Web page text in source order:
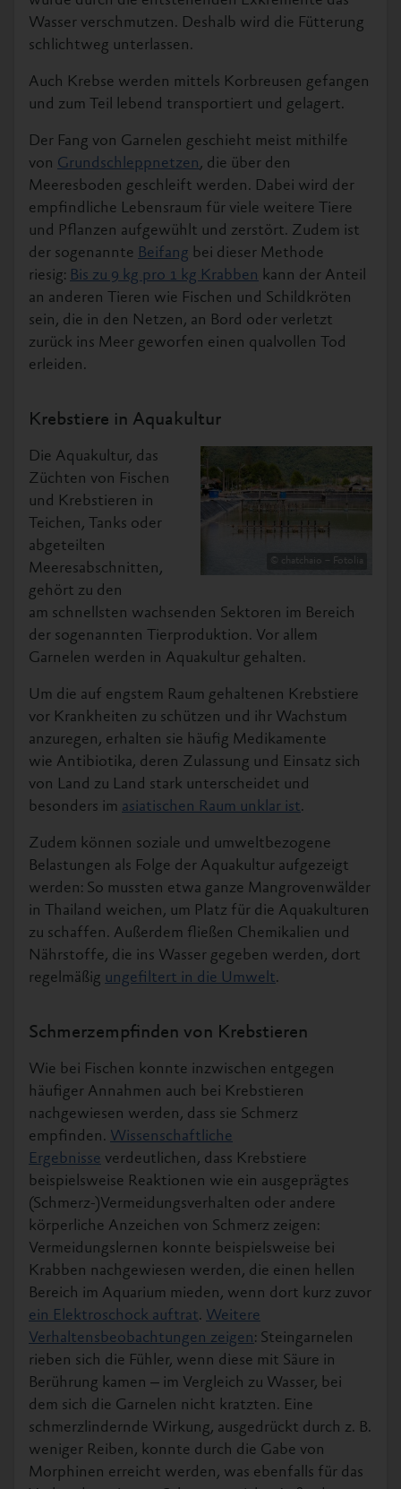
Wasser verschmutzen. Deshalb wird die Fütterung
schlichtweg unterlassen.
Auch Krebse werden mittels Korbreusen gefangen
und zum Teil lebend transportiert und gelagert.
Der Fang von Garnelen geschieht meist mithilfe
von Grundschleppnetzen, die über den
Meeresboden geschleift werden. Dabei wird der
empfindliche Lebensraum für viele weitere Tiere
und Pflanzen aufgewühlt und zerstört. Zudem ist
der sogenannte Beifang bei dieser Methode
riesig: Bis zu 9 kg pro 1 kg Krabben kann der Anteil
an anderen Tieren wie Fischen und Schildkröten
sein, die in den Netzen, an Bord oder verletzt
zurück ins Meer geworfen einen qualvollen Tod
erleiden.
Krebstiere in Aquakultur
© chatchaio – Fotolia
Die Aquakultur, das
Züchten von Fischen
und Krebstieren in
Teichen, Tanks oder
abgeteilten
Meeresabschnitten,
gehört zu den
am schnellsten wachsenden Sektoren im Bereich
der sogenannten Tierproduktion. Vor allem
Garnelen werden in Aquakultur gehalten.
Um die auf engstem Raum gehaltenen Krebstiere
vor Krankheiten zu schützen und ihr Wachstum
anzuregen, erhalten sie häufig Medikamente
wie Antibiotika, deren Zulassung und Einsatz sich
von Land zu Land stark unterscheidet und
besonders im asiatischen Raum unklar ist.
Zudem können soziale und umweltbezogene
Belastungen als Folge der Aquakultur aufgezeigt
werden: So mussten etwa ganze Mangrovenwälder
in Thailand weichen, um Platz für die Aquakulturen
zu schaffen. Außerdem fließen Chemikalien und
Nährstoffe, die ins Wasser gegeben werden, dort
regelmäßig ungefiltert in die Umwelt.
Schmerzempfinden von Krebstieren
Wie bei Fischen konnte inzwischen entgegen
häufiger Annahmen auch bei Krebstieren
nachgewiesen werden, dass sie Schmerz
empfinden. Wissenschaftliche
Ergebnisse verdeutlichen, dass Krebstiere
beispielsweise Reaktionen wie ein ausgeprägtes
(Schmerz-)Vermeidungsverhalten oder andere
körperliche Anzeichen von Schmerz zeigen:
Vermeidungslernen konnte beispielsweise bei
Krabben nachgewiesen werden, die einen hellen
Bereich im Aquarium mieden, wenn dort kurz zuvor
ein Elektroschock auftrat. Weitere
Verhaltensbeobachtungen zeigen: Steingarnelen
rieben sich die Fühler, wenn diese mit Säure in
Berührung kamen ‒ im Vergleich zu Wasser, bei
dem sich die Garnelen nicht kratzten. Eine
schmerzlindernde Wirkung, ausgedrückt durch z. B.
weniger Reiben, konnte durch die Gabe von
Morphinen erreicht werden, was ebenfalls für das